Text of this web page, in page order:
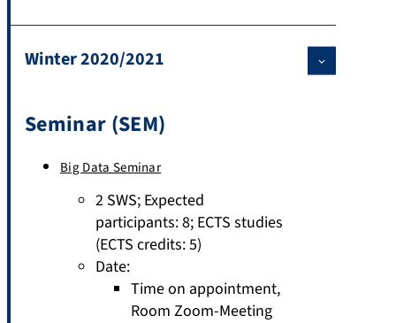
Winter 2020/2021
Seminar (SEM)
Big Data Seminar
2 SWS; Expected
participants: 8; ECTS studies
(ECTS credits: 5)
Date:
Time on appointment,
Room Zoom-Meeting